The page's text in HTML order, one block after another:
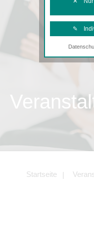
Startseite
✎
Diese
Diese
unsere
zu
Diese